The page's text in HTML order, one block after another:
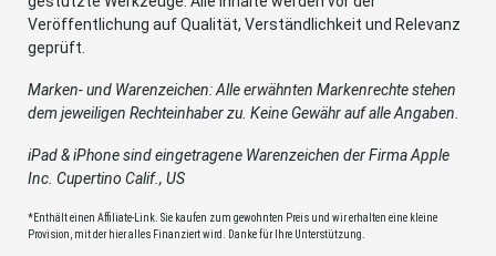
Veröffentlichung auf Qualität, Verständlichkeit und Relevanz
geprüft.
Marken- und Warenzeichen: Alle erwähnten Markenrechte stehen
dem jeweiligen Rechteinhaber zu. Keine Gewähr auf alle Angaben.
iPad & iPhone sind eingetragene Warenzeichen der Firma Apple
Inc. Cupertino Calif., US
*Enthält einen Affiliate-Link. Sie kaufen zum gewohnten Preis und wir erhalten eine kleine
Provision, mit der hier alles Finanziert wird. Danke für Ihre Unterstützung.